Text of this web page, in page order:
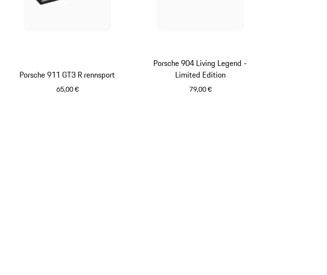
Porsche 911 GT3 R rennsport
65,00 €
Porsche 904 Living Legend -
Limited Edition
79,00 €